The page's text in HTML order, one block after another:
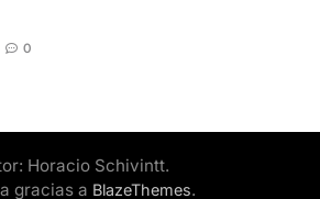
0
Horacio Schivintt.
gracias a BlazeThemes.